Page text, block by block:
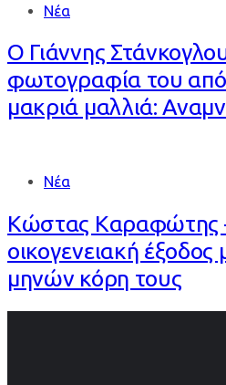
Νέα
Ο Γιάννης
φωτογραφία του
μακριά μαλλιά:
Νέα
Κώστας Καραφώτης
οικογενειακή έξοδος
μηνών κόρη τους